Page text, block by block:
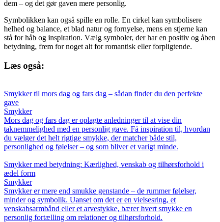
dem – og det gør gaven mere personlig.
Symbolikken kan også spille en rolle. En cirkel kan symbolisere
helhed og balance, et blad natur og fornyelse, mens en stjerne kan
stå for håb og inspiration. Vælg symboler, der har en positiv og åben
betydning, frem for noget alt for romantisk eller forpligtende.
Læs også:
Smykker til mors dag og fars dag – sådan finder du den perfekte
gave
Smykker
Mors dag og fars dag er oplagte anledninger til at vise din
taknemmelighed med en personlig gave. Få inspiration til, hvordan
du vælger det helt rigtige smykke, der matcher både stil,
personlighed og følelser – og som bliver et varigt minde.
Smykker med betydning: Kærlighed, venskab og tilhørsforhold i
ædel form
Smykker
Smykker er mere end smukke genstande – de rummer følelser,
minder og symbolik. Uanset om det er en vielsesring, et
venskabsarmbånd eller et arvestykke, bærer hvert smykke en
personlig fortælling om relationer og tilhørsforhold.